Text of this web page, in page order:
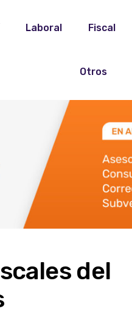
Laboral Fiscal
Otros
del